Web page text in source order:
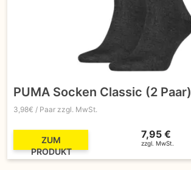
PUMA Socken Classic (2 Paar)
3,98€ / Paar zzgl. MwSt.
ZUM
PRODUKT
7,95 €
zzgl. MwSt.